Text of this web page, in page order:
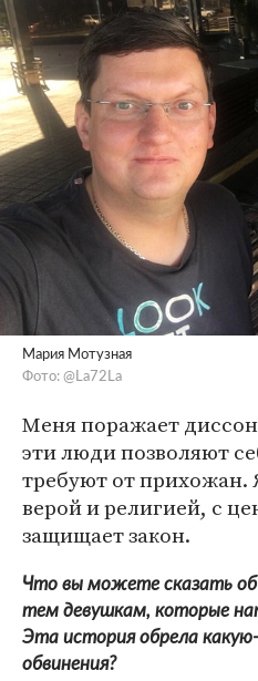
Мария Мотузная
Фото: @La72La
Меня поражает
эти люди позволяют
требуют от
верой и религией, с
защищает закон.
Что вы можете сказать об
тем девушкам, которые
Эта история обрела
обвинения?